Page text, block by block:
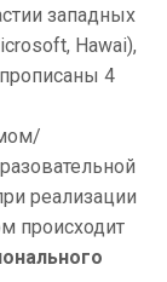
западных
Hawai),
4
реализации
происходит